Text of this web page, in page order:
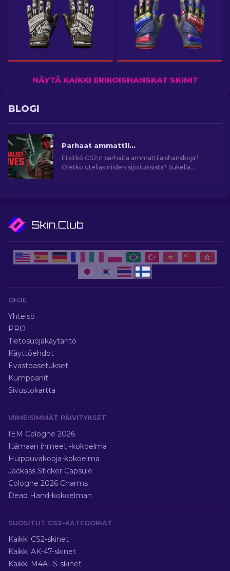
NÄYTÄ KAIKKI ERIKOISHANSKAT SKINIT
BLOGI
Parhaat ammattilaishanskat CS2:ssa: ranking
Etsitkö CS2:n parhaita ammattilaishanskoja?
Oletko utelias niiden sijoituksista? Sukella
OHJE
Yhteisö
PRO
Tietosuojakäytäntö
Käyttöehdot
Evästeasetukset
Kumppanit
Sivustokartta
VIIMEISIMMÄT PÄIVITYKSET
IEM Cologne 2026
Itämaan ihmeet -kokoelma
Huippuvakooja-kokoelma
Jackass Sticker Capsule
Cologne 2026 Charms
Dead Hand-kokoelman
SUOSITUT CS2-KATEGORIAT
Kaikki CS2-skinet
Kaikki AK-47-skinet
Kaikki M4A1-S-skinet